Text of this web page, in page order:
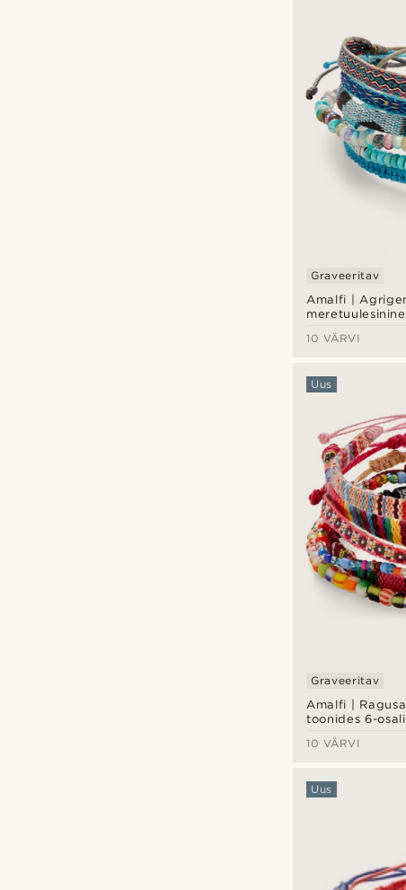
Amalfi |
Graveeritav
10 VÄRVI
Amalfi |
toonides 6-
Uus
Graveeritav
10 VÄRVI
Uus